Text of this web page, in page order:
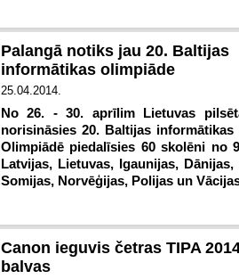
Palangā notiks jau 20. Baltijas
informātikas olimpiāde
25.04.2014.
No 26. - 30. aprīlim Lietuvas
norisināsies 20. Baltijas informātikas
Olimpiādē piedalīsies 60 skolēni no
Latvijas, Lietuvas, Igaunijas, Dānijas,
Somijas, Norvēģijas, Polijas un
Canon ieguvis četras TIPA
balvas